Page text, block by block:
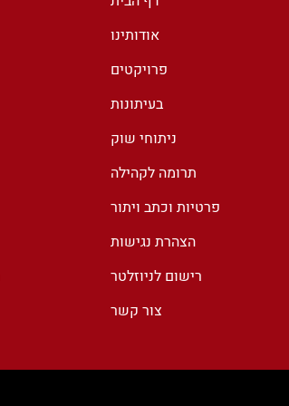
אודותינו
פרויקטים
בעיתונות
ניתוחי שוק
תרומה לקהילה
פרטיות וכתב ויתור
הצהרת נגישות
רישום לניוזלטר
צור קשר